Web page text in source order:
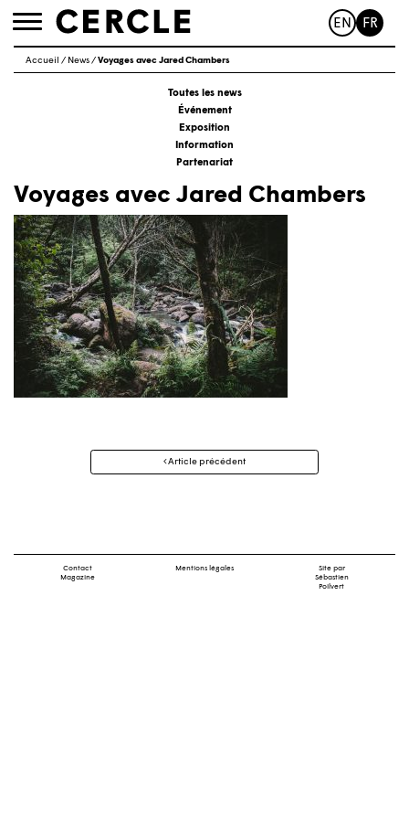
Toggle
EN FR
Accueil / News/Voyages avec Jared Chambers
Toutes les news
Événement
Exposition
Information
Partenariat
Voyages avec Jared Chambers
Navigation
Article précédent
Contact
Magazine
Mentions légales
Site par
Sébastien
Poilvert